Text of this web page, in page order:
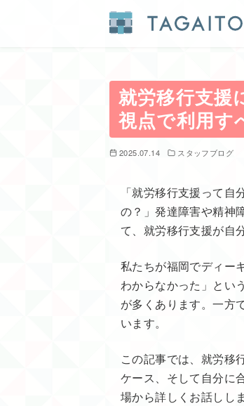
就労移行支援
視点で利用す
2025.07.14 スタッフブログ
「就労移行支援って
の？」発達障害や精神
て、就労移行支援が自
私たちが福岡でディー
わからなかった」とい
が多くあります。一方
います。
この記事では、就労移
ケース、そして自分に
場から詳しくお話しし